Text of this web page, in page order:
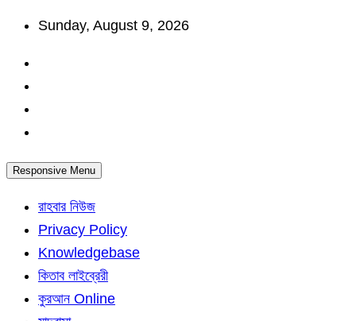
Skip
content
Sunday, August 9, 2026
Responsive Menu
রাহবার নিউজ
Privacy Policy
Knowledgebase
কিতাব লাইব্রেরী
কুরআন Online